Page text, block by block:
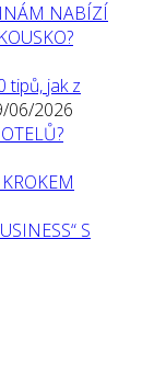
NABÍZÍ
tipů, jak z
06/2026
S